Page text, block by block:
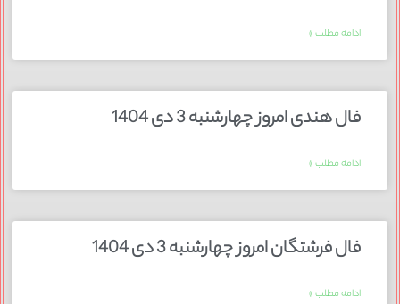
ادامه مطلب »
فال هندی امروز چهارشنبه 3 دی 1404
ادامه مطلب »
فال فرشتگان امروز چهارشنبه 3 دی 1404
ادامه مطلب »